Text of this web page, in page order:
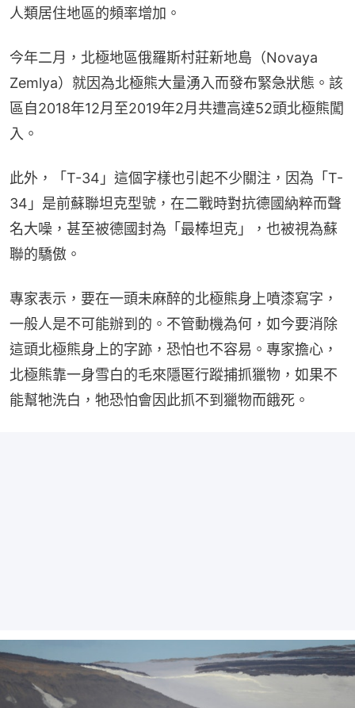
人類居住地區的頻率增加。
今年二月，北極地區俄羅斯村莊新地島（Novaya
Zemlya）就因為北極熊大量湧入而發布緊急狀態。該
區自2018年12月至2019年2月共遭高達52頭北極熊闖
入。
此外，「T-34」這個字樣也引起不少關注，因為「T-
34」是前蘇聯坦克型號，在二戰時對抗德國納粹而聲
名大噪，甚至被德國封為「最棒坦克」，也被視為蘇
聯的驕傲。
專家表示，要在一頭未麻醉的北極熊身上噴漆寫字，
一般人是不可能辦到的。不管動機為何，如今要消除
這頭北極熊身上的字跡，恐怕也不容易。專家擔心，
北極熊靠一身雪白的毛來隱匿行蹤捕抓獵物，如果不
能幫牠洗白，牠恐怕會因此抓不到獵物而餓死。